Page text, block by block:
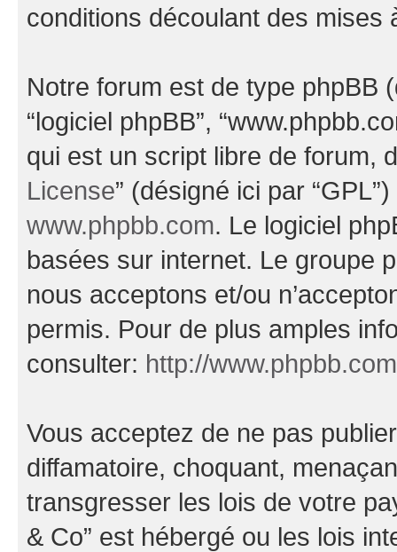
conditions découlant des mises
Notre forum est de type phpBB
“logiciel phpBB”,
qui est un script libre de forum,
License” (désigné ici par
www.phpbb.com. Le logiciel
basées sur internet. Le groupe
nous acceptons et/ou
permis. Pour de plus amples
consulter: http://
Vous acceptez de ne pas
diffamatoire, choquant,
transgresser les lois de votre
& Co” est hébergé ou les lois